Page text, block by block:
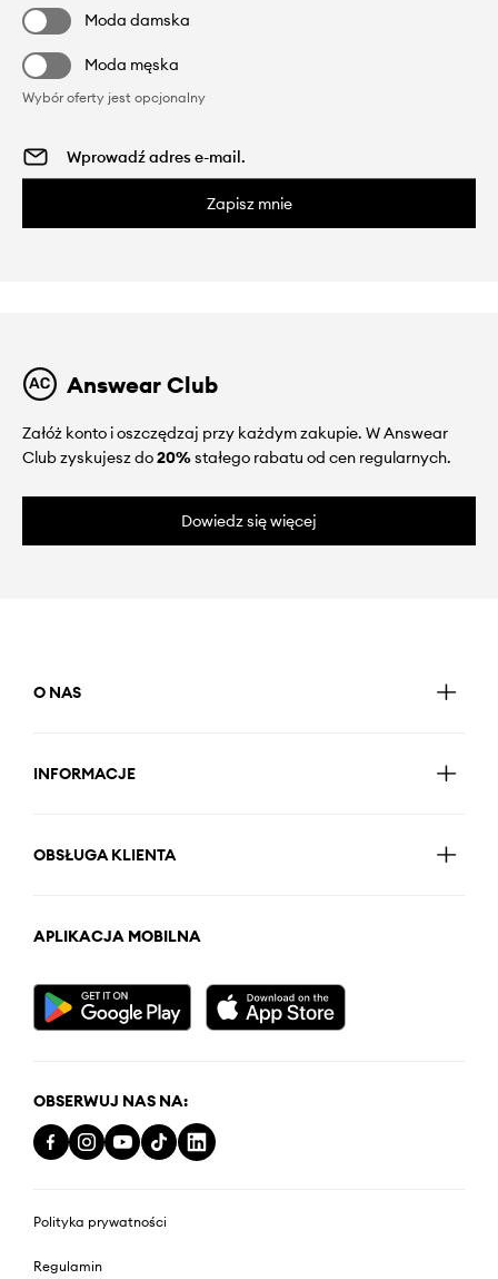
Moda damska
Moda męska
Wybór oferty jest opcjonalny
Zapisz mnie
Answear Club
Załóż konto i oszczędzaj przy każdym zakupie. W Answear
Club zyskujesz do20%stałego rabatu od cen regularnych.
Dowiedz się więcej
O NAS
INFORMACJE
OBSŁUGA KLIENTA
APLIKACJA MOBILNA
OBSERWUJ NAS NA:
Polityka prywatności
Regulamin